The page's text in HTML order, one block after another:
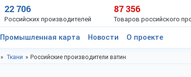
22 706
Российских производителей
87 356
Товаров российского
Промышленная карта Новости О проекте
Ткани Российские производители ватин